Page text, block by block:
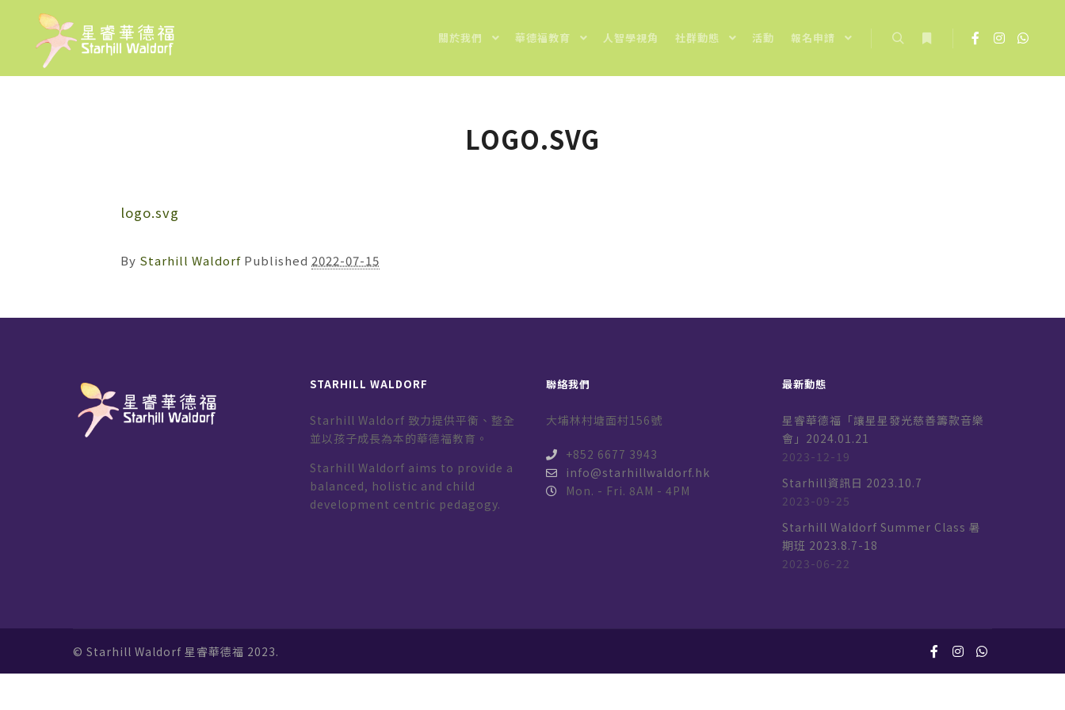
關於我們 華德福教育 人智學視角 社群動態 活動 報名申請
LOGO.SVG
logo.svg
By Starhill Waldorf Published 2022-07-15
STARHILL WALDORF
Starhill Waldorf 致力提供平衡、整全
並以孩子成長為本的華德福教育。
Starhill Waldorf aims to provide a
balanced, holistic and child
development centric pedagogy.
聯絡我們
大埔林村塘面村156號
+852 6677 3943
info@starhillwaldorf.hk
Mon. - Fri. 8AM - 4PM
最新動態
星睿華德福「讓星星發光慈善籌款音樂
會」2024.01.21
2023-12-19
Starhill資訊日 2023.10.7
2023-09-25
Starhill Waldorf Summer Class 暑
期班 2023.8.7-18
2023-06-22
© Starhill Waldorf 星睿華德福 2023.